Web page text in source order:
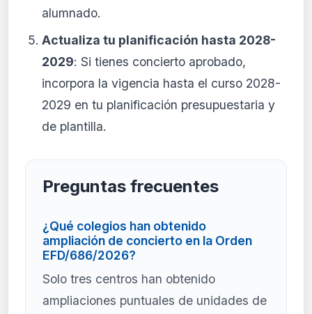
alumnado.
Actualiza tu planificación hasta 2028-
2029: Si tienes concierto aprobado,
incorpora la vigencia hasta el curso 2028-
2029 en tu planificación presupuestaria y
de plantilla.
Preguntas frecuentes
¿Qué colegios han obtenido
ampliación de concierto en la Orden
EFD/686/2026?
Solo tres centros han obtenido
ampliaciones puntuales de unidades de